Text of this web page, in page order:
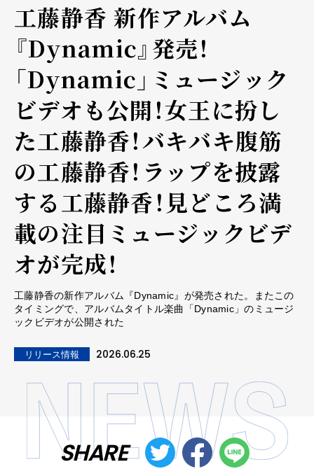
工藤静香 新作アルバム
『Dynamic』発売！
「Dynamic」ミュージック
ビデオも公開！女王に扮し
た工藤静香！バキバキ腹筋
の工藤静香！ラップを披露
する工藤静香！見どころ満
載の注目ミュージックビデ
オが完成！
工藤静香の新作アルバム『Dynamic』が発売された。またこの
タイミングで、アルバムタイトル楽曲「Dynamic」のミュージ
ックビデオが公開された
リリース情報 2026.06.25
SHARE